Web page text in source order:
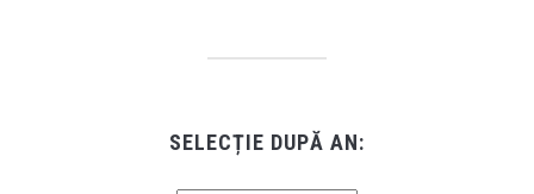
SELECȚIE DUPĂ AN: